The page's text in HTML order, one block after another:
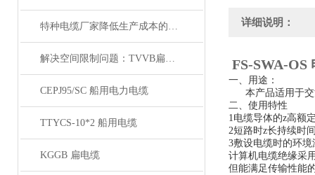
特种电缆厂家降低生产成本的合理手段
解决空间限制问题：TVVB扁电缆在紧凑环境中的优势
CEPJ95/SC 船用电力电缆
TTYCS-10*2 船用电缆
KGGB 扁电缆
详细说明：
FS-SWA-OS
一、用途：
本产品适用于交
二、使用特性
1电缆导体的z高额
2短路时z长持续时
3敷设电缆时的环
计算机电缆绝缘采
但能满足传输性能